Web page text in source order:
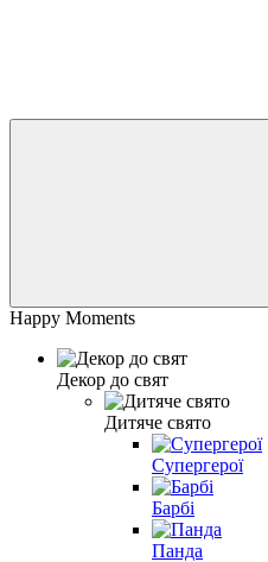
Happy Moments
Декор до свят
Дитяче свято
Супергерої
Барбі
Панда